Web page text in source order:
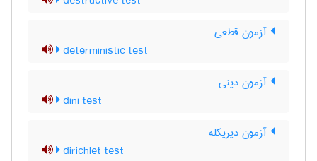
آزمون قطعی
deterministic test
آزمون دینی
dini test
آزمون دیریکله
dirichlet test